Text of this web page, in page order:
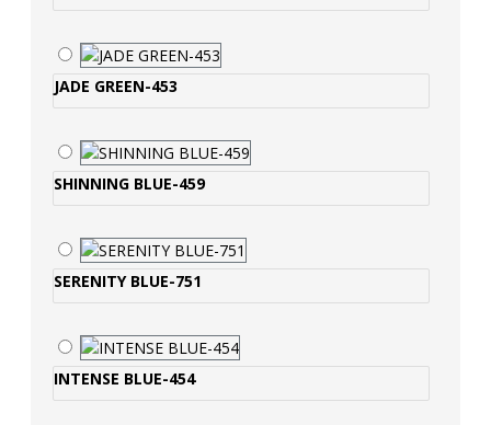
JADE GREEN-453
SHINNING BLUE-459
SERENITY BLUE-751
INTENSE BLUE-454